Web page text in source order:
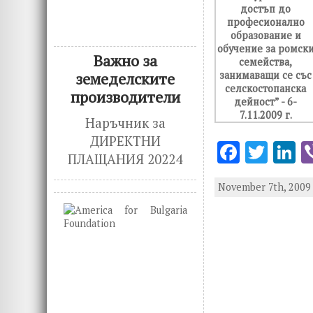
Важно за
земеделските
производители
Наръчник за
ДИРЕКТНИ
ПЛАЩАНИЯ 20224
F
ac
e
T
w
it k
November 7th,